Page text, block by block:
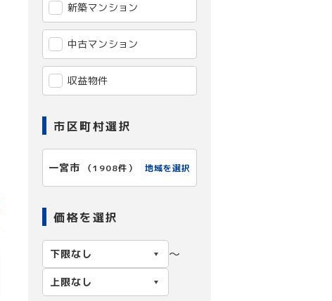
新築マンション
中古マンション
収益物件
市区町村選択
一宮市 （1908件） 地域を選択
価格を選択
〜